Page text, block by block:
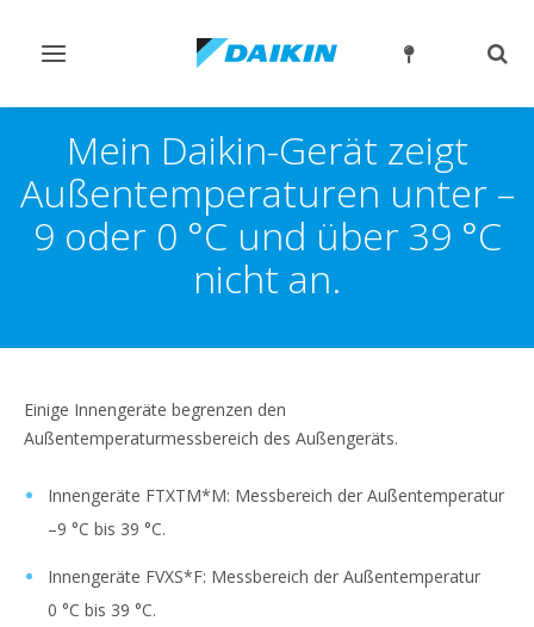
Navigation
Mein Daikin-Gerät zeigt
Außentemperaturen unter –
9 oder 0 °C und über 39 °C
nicht an.
Einige Innengeräte begrenzen den
Außentemperaturmessbereich des Außengeräts.
Innengeräte FTXTM*M: Messbereich der Außentemperatur
–9 °C bis 39 °C.
Innengeräte FVXS*F: Messbereich der Außentemperatur
0 °C bis 39 °C.